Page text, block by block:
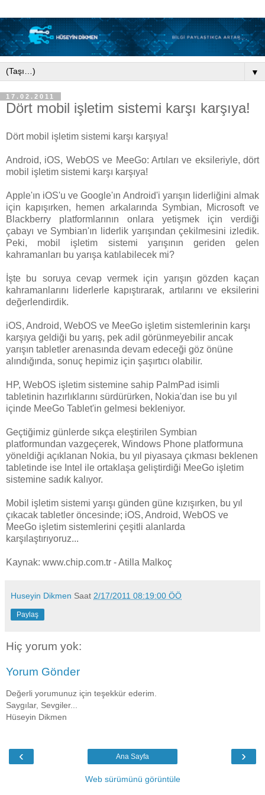
▼
17.02.2011
Dört mobil işletim sistemi karşı karşıya!
Dört mobil işletim sistemi karşı karşıya!
Android, iOS, WebOS ve MeeGo: Artıları ve eksileriyle, dört
mobil işletim sistemi karşı karşıya!
Apple'ın iOS'u ve Google'ın Android'i yarışın liderliğini almak
için kapışırken, hemen arkalarında Symbian, Microsoft ve
Blackberry platformlarının onlara yetişmek için verdiği
çabayı ve Symbian'ın liderlik yarışından çekilmesini izledik.
Peki, mobil işletim sistemi yarışının geriden gelen
kahramanları bu yarışa katılabilecek mi?
İşte bu soruya cevap vermek için yarışın gözden kaçan
kahramanlarını liderlerle kapıştırarak, artılarını ve eksilerini
değerlendirdik.
iOS, Android, WebOS ve MeeGo işletim sistemlerinin karşı
karşıya geldiği bu yarış, pek adil görünmeyebilir ancak
yarışın tabletler arenasında devam edeceği göz önüne
alındığında, sonuç hepimiz için şaşırtıcı olabilir.
HP, WebOS işletim sistemine sahip PalmPad isimli
tabletinin hazırlıklarını sürdürürken, Nokia'dan ise bu yıl
içinde MeeGo Tablet'in gelmesi bekleniyor.
Geçtiğimiz günlerde sıkça eleştirilen Symbian
platformundan vazgeçerek, Windows Phone platformuna
yöneldiği açıklanan Nokia, bu yıl piyasaya çıkması beklenen
tabletinde ise Intel ile ortaklaşa geliştirdiği MeeGo işletim
sistemine sadık kalıyor.
Mobil işletim sistemi yarışı günden güne kızışırken, bu yıl
çıkacak tabletler öncesinde; iOS, Android, WebOS ve
MeeGo işletim sistemlerini çeşitli alanlarda
karşılaştırıyoruz...
Kaynak: www.chip.com.tr - Atilla Malkoç
Huseyin Dikmen Saat 2/17/2011 08:19:00 ÖÖ
Paylaş
Hiç yorum yok:
Yorum Gönder
Değerli yorumunuz için teşekkür ederim.
Saygılar, Sevgiler...
Hüseyin Dikmen
‹ ›
Ana Sayfa
Web sürümünü görüntüle